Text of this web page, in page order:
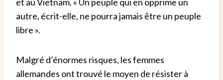
autre, écrit-elle, ne pourra jamais être un peuple
libre ».
Malgré d’énormes risques, les femmes
allemandes ont trouvé le moyen de résister à